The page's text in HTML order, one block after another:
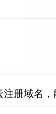
注册域名